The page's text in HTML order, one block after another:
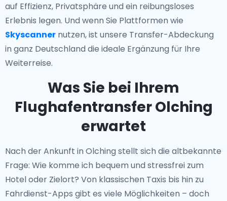
auf Effizienz, Privatsphäre und ein reibungsloses
Erlebnis legen. Und wenn Sie Plattformen wie
Skyscanner nutzen, ist unsere Transfer-Abdeckung
in ganz Deutschland die ideale Ergänzung für Ihre
Weiterreise.
Was Sie bei Ihrem
Flughafentransfer Olching
erwartet
Nach der Ankunft in Olching stellt sich die altbekannte
Frage: Wie komme ich bequem und stressfrei zum
Hotel oder Zielort? Von klassischen Taxis bis hin zu
Fahrdienst-Apps gibt es viele Möglichkeiten – doch